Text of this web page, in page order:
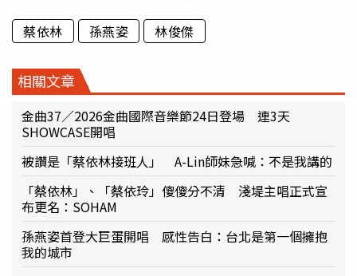
蔡依林 孫燕姿 林俊傑
相關文章
金曲37／2026金曲國際音樂節24日登場 連3天
SHOWCASE開唱
被讚是「蔡依林接班人」 A-Lin師妹急喊：不是我講的
「蔡依林」、「蔡依玲」傻傻分不清 淺堤主唱正式宣
布更名：SOHAM
孫燕姿首登大巨蛋開唱 感性告白：台北是第一個擁抱
我的城市